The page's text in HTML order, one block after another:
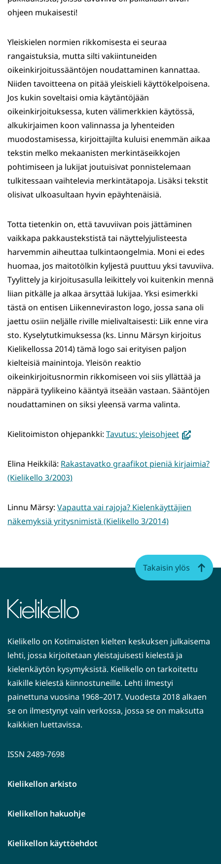
ohjeen mukaisesti!
Yleiskielen normien rikkomisesta ei seuraa
rangaistuksia, mutta silti vakiintuneiden
oikeinkirjoitussääntöjen noudattaminen kannattaa.
Niiden tavoitteena on pitää yleiskieli käyttökelpoisena.
Jos kukin soveltaisi omia käytäntöjään
oikeinkirjoituksessa, kuten välimerkkien käytössä,
alkukirjaimen koon valinnassa ja lyhenteiden
muodostamisessa, kirjoittajilta kuluisi enemmän aikaa
tekstin melko mekaanisten merkintäseikkojen
pohtimiseen ja lukijat joutuisivat ponnistelemaan
tulkitessaan vaihtelevia merkintätapoja. Lisäksi tekstit
olisivat ulkoasultaan hyvin epäyhtenäisiä.
Totta tietenkin on, että tavuviivan pois jättäminen
vaikkapa pakkaustekstistä tai näyttelyjulisteesta
harvemmin aiheuttaa tulkintaongelmia. Moni ei edes
huomaa, jos maitotölkin kyljestä puuttuu yksi tavuviiva.
Tyylittely ja kirjoitusasulla leikittely voi kuitenkin mennä
liian pitkälle ja alkaa ärsyttää lukijaa. Yksi esimerkki
tästä on entisen Liikenneviraston logo, jossa sana oli
jaettu osiin neljälle riville mielivaltaisesti: Liik enne vira
sto. Kyselytutkimuksessa (ks. Linnu Märsyn kirjoitus
Kielikellossa 2014) tämä logo sai erityisen paljon
kielteisiä mainintoja. Yleisön reaktio
oikeinkirjoitusnormin rikkomiseen voi siis yllättää ja
näppärä tyylikeino kääntyä itseään vastaan. Sääntöjen
noudattaminen on siksi yleensä varma valinta.
Kielitoimiston ohjepankki: Tavutus: yleisohjeet(avautuu
ikkunaan,
palveluun)
Elina Heikkilä: Rakastavatko graafikot pieniä kirjaimia?
(Kielikello 3/2003)
Linnu Märsy: Vapautta vai rajoja? Kielenkäyttäjien
näkemyksiä yritysnimistä (Kielikello 3/2014)
Kielikello on Kotimaisten kielten keskuksen julkaisema
lehti, jossa kirjoitetaan yleistajuisesti kielestä ja
kielenkäytön kysymyksistä. Kielikello on tarkoitettu
kaikille kielestä kiinnostuneille. Lehti ilmestyi
painettuna vuosina 1968–2017. Vuodesta 2018 alkaen
se on ilmestynyt vain verkossa, jossa se on maksutta
kaikkien luettavissa.
ISSN 2489-7698
Kielikellon arkisto
Kielikellon hakuohje
Kielikellon käyttöehdot
Takaisin ylös